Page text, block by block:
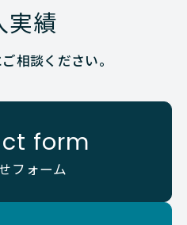
実績
相談ください。
form
フォーム